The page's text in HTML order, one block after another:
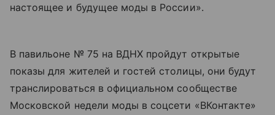
настоящее и будущее моды в России».
В павильоне № 75 на ВДНХ пройдут открытые
показы для жителей и гостей столицы, они будут
транслироваться в официальном сообществе
Московской недели моды в соцсети «ВКонтакте»